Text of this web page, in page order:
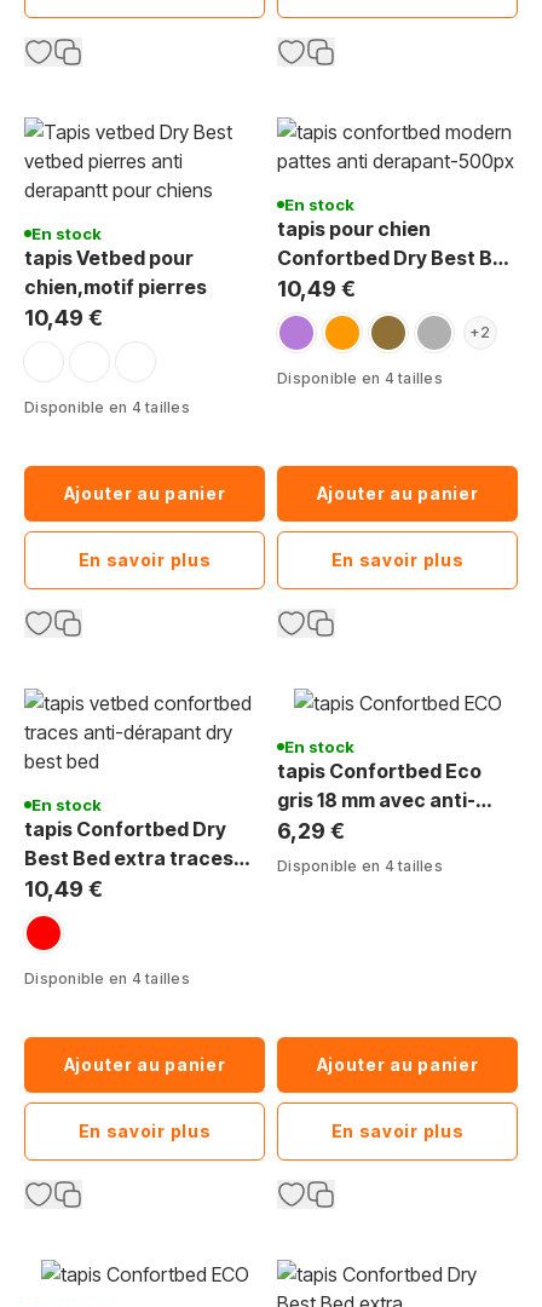
En stock
tapis Vetbed pour
chien,motif pierres
10,49 €
pierre, marron, beige
Disponible en 4 tailles
Ajouter au panier
En savoir plus
En stock
tapis pour chien
Confortbed Dry Best Bed
extra Modern pattes 26
mm
10,49 €
mauveorangemarrongris +2
Disponible en 4 tailles
Ajouter au panier
En savoir plus
En stock
tapis Confortbed Dry
Best Bed extra traces
pattes 26 mm
10,49 €
rouge
Disponible en 4 tailles
Ajouter au panier
En savoir plus
En stock
tapis Confortbed Eco
gris 18 mm avec anti-
dérapant latex pour
chien, chat et NAC
6,29 €
Disponible en 4 tailles
Ajouter au panier
En savoir plus